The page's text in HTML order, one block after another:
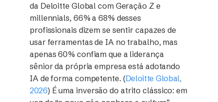
da Deloitte Global com Geração Z e
millennials, 66% a 68% desses
profissionais dizem se sentir capazes de
usar ferramentas de IA no trabalho, mas
apenas 60% confiam que a liderança
sênior da própria empresa está adotando
IA de forma competente. (Deloitte Global,
2026) É uma inversão do atrito clássico: em